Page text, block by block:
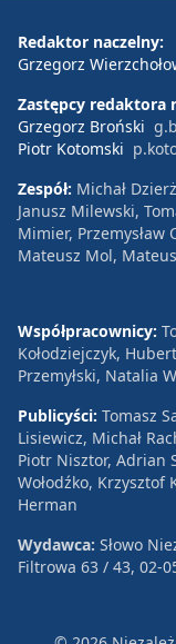
Redaktor naczelny:
Grzegorz
Zastępcy redaktora
Grzegorz Broński
Piotr Kotomski
Zespół: Michał
Janusz Milewski,
Mimier, Przemysław
Mateusz Mol,
Współpracownicy:
Kołodziejczyk,
Przemyłski, Natalia
Publicyści: Tomasz
Lisiewicz, Michał
Piotr Nisztor, Adrian
Wołodźko, Krzysztof
Herman
Wydawca: Słowo
Filtrowa 63 / 43, 02-